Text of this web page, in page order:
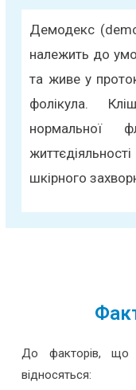
Демодекс
належить до
та живе у
фолікула.
нормальної
шкірного
До факторів, що
відносяться: